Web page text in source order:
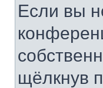
Если вы
щёлкнув